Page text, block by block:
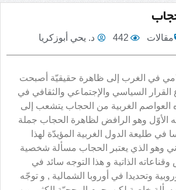
مقالات 442 د. يحي أبوزكريا
في الغرب إلى ظاهرة حقيقيّة أصبحت
السياسي والإجتماعي والثقافي في
الغربية من الحجاب يتشعب إلى
الأوّل وهو الرافض لظاهرة الحجاب جملة
في طليعة الدول الغربية المؤيدّة لهذا
وهو الذي يعتبر الحجاب مسألة شخصية
الذاتية و هذا التوجه سائد في
وتحديدا في أوروبا الشمالية , و توجّه